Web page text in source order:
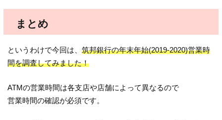
まとめ
というわけで今回は、筑邦銀行の年末年始(2019-2020)営業時
間を調査してみました！
ATMの営業時間は各支店や店舗によって異なるので
営業時間の確認が必須です。